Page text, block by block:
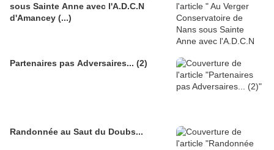
sous Sainte Anne avec l'A.D.C.N
d'Amancey (...)
Partenaires pas Adversaires... (2)
Randonnée au Saut du Doubs...